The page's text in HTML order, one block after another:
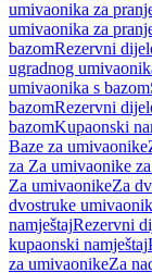
umivaonika za
umivaonika za
bazomRezervni
ugradnog
umivaonika s bazom
bazomRezervni
bazomKupaonski
Baze za umivaonike
za Za umivaonike
Za umivaonikeZa
dvostruke
namještajRezervni
kupaonski namještaj
za umivaonikeZa